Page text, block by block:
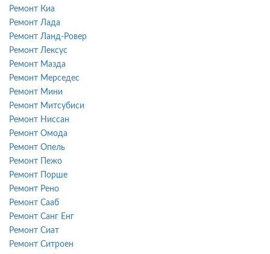
Ремонт Киа
Ремонт Лада
Ремонт Ланд-Ровер
Ремонт Лексус
Ремонт Мазда
Ремонт Мерседес
Ремонт Мини
Ремонт Митсубиси
Ремонт Ниссан
Ремонт Омода
Ремонт Опель
Ремонт Пежо
Ремонт Порше
Ремонт Рено
Ремонт Сааб
Ремонт Санг Енг
Ремонт Сиат
Ремонт Ситроен